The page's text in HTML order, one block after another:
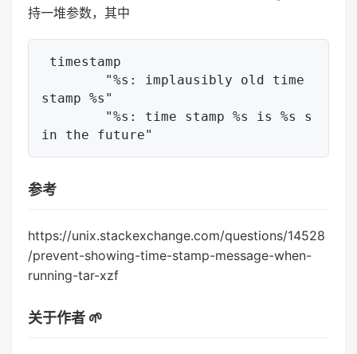
持一堆参数，其中
stamp %s"
参考
https://unix.stackexchange.com/questions/14528
/prevent-showing-time-stamp-message-when-
running-tar-xzf
关于作者 🌱